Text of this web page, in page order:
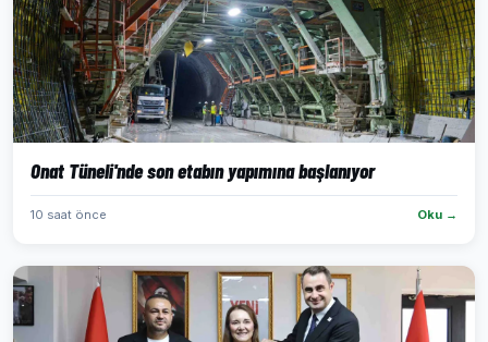
Onat Tüneli'nde son etabın yapımına başlanıyor
10 saat önce Oku →